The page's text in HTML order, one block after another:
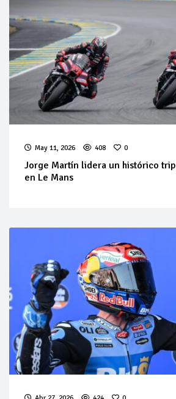
May 11, 2026 408 0
Jorge Martín lidera un histórico
en Le Mans